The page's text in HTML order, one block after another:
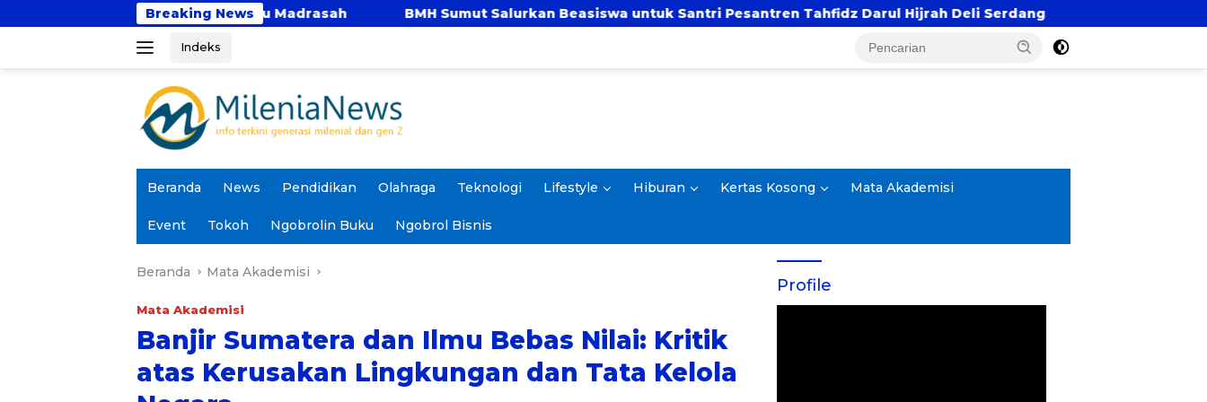
ke
Breaking News
atau Madrasah BMH Sumut Salurkan Beasiswa untuk Santri Pesantren Tahfidz Darul Hijrah Deli Serdang Prodi PAI UIN Jakarta Genjot Riset
Indeks
Beranda News Pendidikan Olahraga Teknologi Lifestyle Hiburan Kertas Kosong Mata Akademisi
Event Tokoh Ngobrolin Buku Ngobrol Bisnis
Beranda Mata Akademisi
Mata Akademisi
Banjir Sumatera dan Ilmu Bebas Nilai: Kritik
atas Kerusakan Lingkungan dan Tata Kelola
Profile